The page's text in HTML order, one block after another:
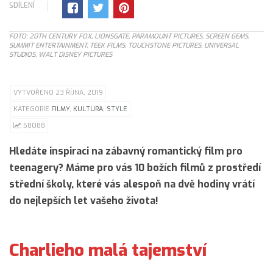
SDÍLENÍ
FOTO: 20TH CENTURY FOX, LIONSGATE, PARAMOUNT PICTURES, SCREEN GEMS,
SUMMIT ENTERTAINMENT, TEEK FILMS, TOUCHSTONE PICTURES, UNIVERSAL
STUDIOS, WALT DISNEY PICTURES
VYTVOŘENO 23 ŘÍJNA, 2019
KATEGORIE FILMY, KULTURA, STYLE
58088
Hledáte inspiraci na zábavný romantický film pro
teenagery? Máme pro vás 10 božích filmů z prostředí
střední školy, které vás alespoň na dvě hodiny vrátí
do nejlepších let vašeho života!
Charlieho malá tajemství